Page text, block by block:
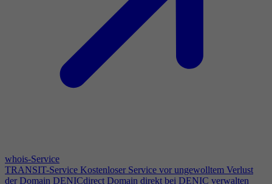
whois-Service
TRANSIT-Service Kostenloser Service vor ungewolltem Verlust
der Domain DENICdirect Domain direkt bei DENIC verwalten